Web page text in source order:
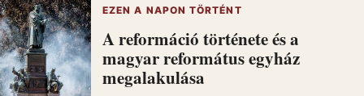
EZEN A NAPON TÖRTÉNT
A reformáció története és a
magyar református egyház
megalakulása